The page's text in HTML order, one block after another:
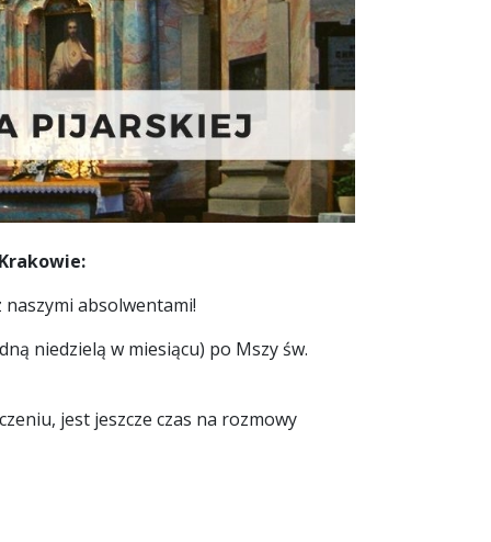
naszymi absolwentami!
niedzielą w miesiącu) po Mszy św.
jest jeszcze czas na rozmowy